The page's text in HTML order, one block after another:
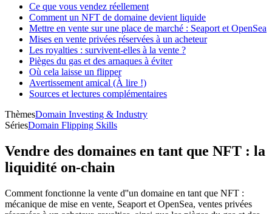
Ce que vous vendez réellement
Comment un NFT de domaine devient liquide
Mettre en vente sur une place de marché : Seaport et OpenSea
Mises en vente privées réservées à un acheteur
Les royalties : survivent-elles à la vente ?
Pièges du gas et des arnaques à éviter
Où cela laisse un flipper
Avertissement amical (À lire !)
Sources et lectures complémentaires
ThèmesDomain Investing & Industry
SériesDomain Flipping Skills
Vendre des domaines en tant que NFT : la
liquidité on-chain
Comment fonctionne la vente d''un domaine en tant que NFT :
mécanique de mise en vente, Seaport et OpenSea, ventes privées